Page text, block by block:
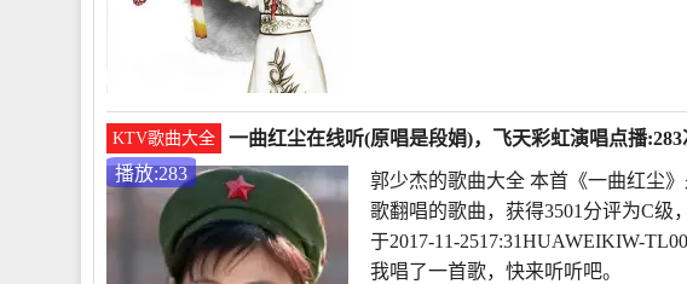
KTV歌曲大全
一曲红尘在线听(原唱是段娟)，飞天彩虹演唱点播:283
播放:283
郭少杰的歌曲大全 本首《一曲红尘
歌翻唱的歌曲，获得3501分评为C级
于2017-11-2517:31HUAWEIKIW-
我唱了一首歌，快来听听吧。